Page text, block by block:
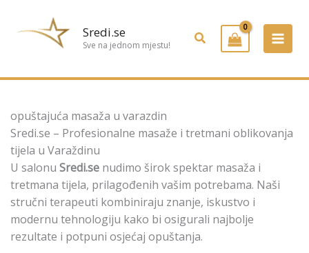
Sredi.se
Sve na jednom mjestu! Pretraživanje
opuštajuća masaža u varazdin
Sredi.se – Profesionalne masaže i tretmani oblikovanja
tijela u Varaždinu
U salonu Sredi.se nudimo širok spektar masaža i
tretmana tijela, prilagođenih vašim potrebama. Naši
stručni terapeuti kombiniraju znanje, iskustvo i
modernu tehnologiju kako bi osigurali najbolje
rezultate i potpuni osjećaj opuštanja.